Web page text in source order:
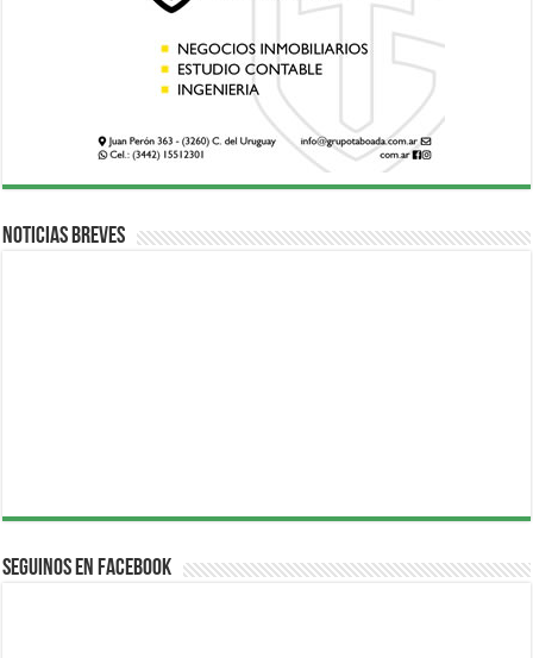
Noticias breves
Seguinos en Facebook